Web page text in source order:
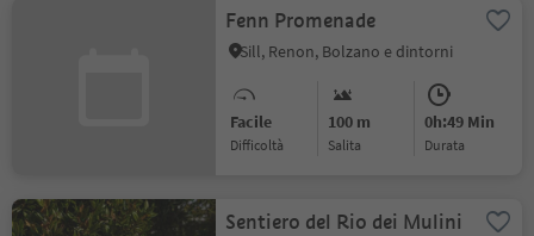
Fenn Promenade
Sill, Renon, Bolzano e dintorni
Facile
Difficoltà
100 m
Salita
0h:49 Min
durata
Sentiero del Rio dei Mulini